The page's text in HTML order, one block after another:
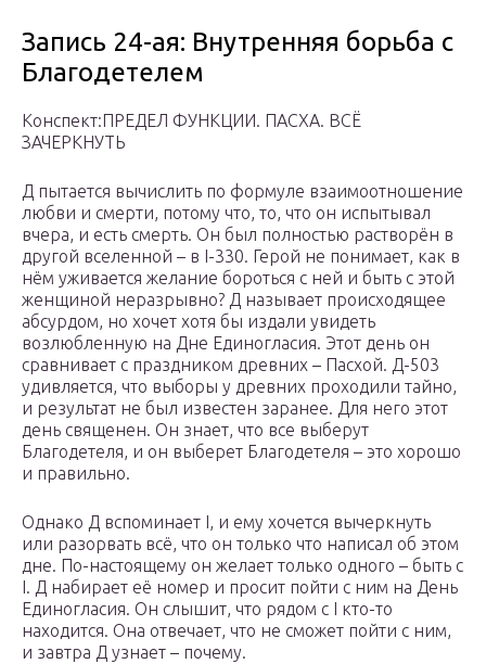
Запись 24-ая: Внутренняя борьба с
Благодетелем
Конспект:ПРЕДЕЛ ФУНКЦИИ. ПАСХА. ВСЁ
ЗАЧЕРКНУТЬ
Д пытается вычислить по формуле взаимоотношение
любви и смерти, потому что, то, что он испытывал
вчера, и есть смерть. Он был полностью растворён в
другой вселенной – в I-330. Герой не понимает, как в
нём уживается желание бороться с ней и быть с этой
женщиной неразрывно? Д называет происходящее
абсурдом, но хочет хотя бы издали увидеть
возлюбленную на Дне Единогласия. Этот день он
сравнивает с праздником древних – Пасхой. Д-503
удивляется, что выборы у древних проходили тайно,
и результат не был известен заранее. Для него этот
день священен. Он знает, что все выберут
Благодетеля, и он выберет Благодетеля – это хорошо
и правильно.
Однако Д вспоминает I, и ему хочется вычеркнуть
или разорвать всё, что он только что написал об этом
дне. По-настоящему он желает только одного – быть с
I. Д набирает её номер и просит пойти с ним на День
Единогласия. Он слышит, что рядом с I кто-то
находится. Она отвечает, что не сможет пойти с ним,
и завтра Д узнает – почему.